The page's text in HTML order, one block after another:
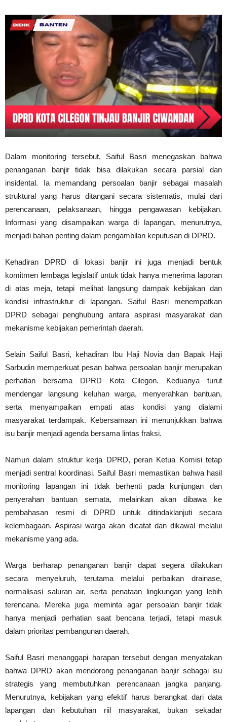
Dalam monitoring tersebut, Saiful Basri menegaskan bahwa
penanganan banjir tidak bisa dilakukan secara parsial dan
insidental. Ia memandang persoalan banjir sebagai masalah
struktural yang harus ditangani secara sistematis, mulai dari
perencanaan, pelaksanaan, hingga pengawasan kebijakan.
Informasi yang disampaikan warga di lapangan, menurutnya,
menjadi bahan penting dalam pengambilan keputusan di DPRD.
Kehadiran DPRD di lokasi banjir ini juga menjadi bentuk
komitmen lembaga legislatif untuk tidak hanya menerima laporan
di atas meja, tetapi melihat langsung dampak kebijakan dan
kondisi infrastruktur di lapangan. Saiful Basri menempatkan
DPRD sebagai penghubung antara aspirasi masyarakat dan
mekanisme kebijakan pemerintah daerah.
Selain Saiful Basri, kehadiran Ibu Haji Novia dan Bapak Haji
Sarbudin memperkuat pesan bahwa persoalan banjir merupakan
perhatian bersama DPRD Kota Cilegon. Keduanya turut
mendengar langsung keluhan warga, menyerahkan bantuan,
serta menyampaikan empati atas kondisi yang dialami
masyarakat terdampak. Kebersamaan ini menunjukkan bahwa
isu banjir menjadi agenda bersama lintas fraksi.
Namun dalam struktur kerja DPRD, peran Ketua Komisi tetap
menjadi sentral koordinasi. Saiful Basri memastikan bahwa hasil
monitoring lapangan ini tidak berhenti pada kunjungan dan
penyerahan bantuan semata, melainkan akan dibawa ke
pembahasan resmi di DPRD untuk ditindaklanjuti secara
kelembagaan. Aspirasi warga akan dicatat dan dikawal melalui
mekanisme yang ada.
Warga berharap penanganan banjir dapat segera dilakukan
secara menyeluruh, terutama melalui perbaikan drainase,
normalisasi saluran air, serta penataan lingkungan yang lebih
terencana. Mereka juga meminta agar persoalan banjir tidak
hanya menjadi perhatian saat bencana terjadi, tetapi masuk
dalam prioritas pembangunan daerah.
Saiful Basri menanggapi harapan tersebut dengan menyatakan
bahwa DPRD akan mendorong penanganan banjir sebagai isu
strategis yang membutuhkan perencanaan jangka panjang.
Menurutnya, kebijakan yang efektif harus berangkat dari data
lapangan dan kebutuhan riil masyarakat, bukan sekadar